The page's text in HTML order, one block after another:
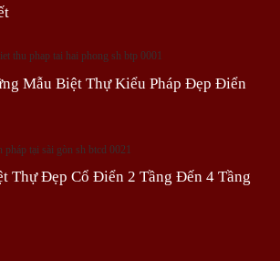
Mẫu Biệt Thự Kiểu Pháp Đẹp Điển
Thự Đẹp Cổ Điển 2 Tầng Đến 4 Tầng